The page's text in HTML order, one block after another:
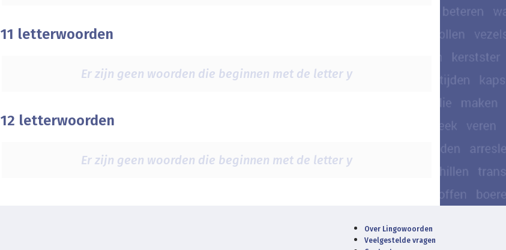
11 letterwoorden
Er zijn geen woorden die beginnen met de letter y
12 letterwoorden
Er zijn geen woorden die beginnen met de letter y
Over Lingowoorden
Veelgestelde vragen